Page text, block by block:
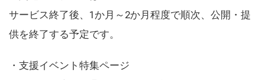
サービス終了後、1か月～2か月程度で順次、公開・提
供を終了する予定です。
・支援イベント特集ページ